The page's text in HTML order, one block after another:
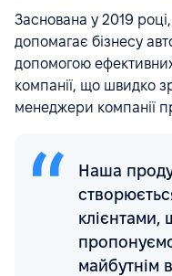
Заснована у 2019
допомагає бізнесу
допомогою
компанії, що швидко
менеджери компанії
Наша
клієнтами,
майбутнім